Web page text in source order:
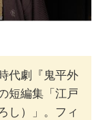
代劇『鬼平外
短編集「江戸
し）」。フィ